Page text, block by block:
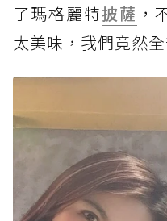
了瑪格麗特披薩 ，
太美味，我們竟然